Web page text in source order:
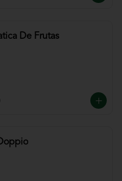
De Frutas